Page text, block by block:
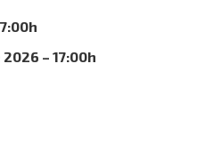
– 17:00h